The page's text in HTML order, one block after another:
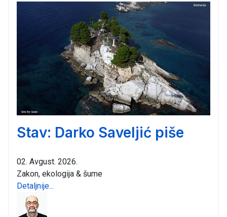
Stav: Darko Saveljić piše
02. Avgust. 2026.
Zakon, ekologija & šume
Detaljnije...